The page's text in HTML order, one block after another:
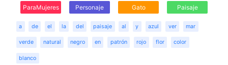
ParaMujeres Personaje Gato Paisaje
a de el la del paisaje al y azul ver mar
verde natural negro en patrón rojo flor color
blanco